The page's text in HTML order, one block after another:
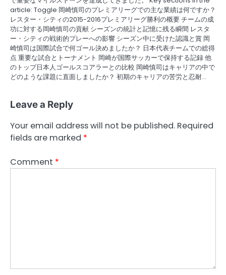
article: Toggle 岡崎慎司のプレミアリーグでの主な業績は何ですか？
レスター・シティの2015-2016プレミアリーグ勝利の概要 チームの成
功に対する岡崎慎司の貢献 シーズンの統計と記憶に残る瞬間 レスタ
ー・シティの戦術的プレーへの影響 シーズン中に受けた認識と賞 岡
崎慎司は国際試合で何ゴール決めましたか？ 日本代表チームでの総得
点 重要な試合とトーナメント 岡崎が国際サッカーで保持する記録 他
のトップ日本人ゴールスコアラーとの比較 岡崎慎司はキャリアの中で
どのような課題に直面しましたか？ 初期のキャリアの苦労と忍耐…
Leave a Reply
Your email address will not be published. Required
fields are marked *
Comment *